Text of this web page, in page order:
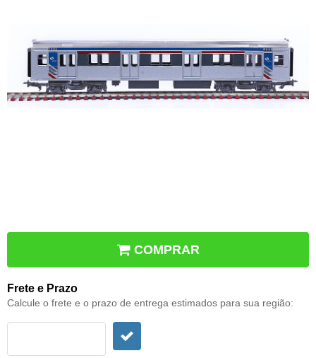
COMPRAR
Frete e Prazo
Calcule o frete e o prazo de entrega estimados para sua região: